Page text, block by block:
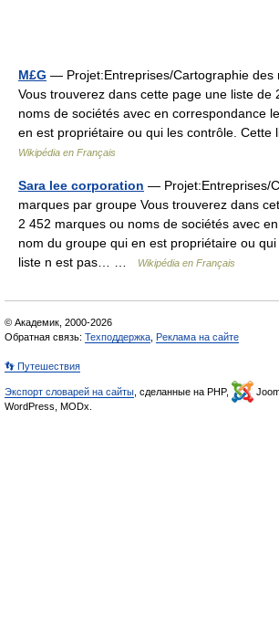
M£G — Projet:Entreprises/Cartographie des
Vous trouverez dans cette page une liste de
noms de sociétés avec en correspondance
en est propriétaire ou qui les contrôle.
Wikipédia en Français
Sara lee corporation — Projet:Entreprises/
marques par groupe Vous trouverez dans
2 452 marques ou noms de sociétés avec
nom du groupe qui en est propriétaire ou
liste n est pas… …
Wikipédia en Français
© Академик, 2000-2026
Обратная связь: Техподдержка Реклама на сайте
👣 Путешествия
Экспорт словарей на сайты , сделанные на PHP,
WordPress, MODx.